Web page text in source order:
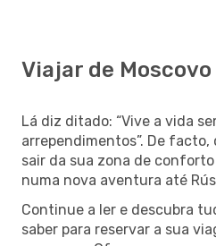
Viajar de
Lá diz ditado: “Vive a vida
arrependimentos”. De facto,
sair da sua zona de
numa nova aventura até
Continue a ler e descubra
saber para reservar a sua